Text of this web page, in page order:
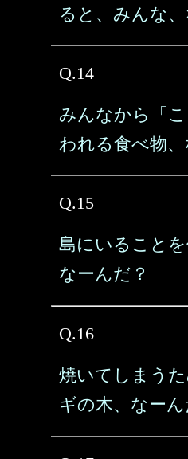
ると、みんな
Q.14
みんなから「
われる食べ物、
Q.15
島にいることを
なーんだ？
Q.16
焼いてしまう
ギの木、なーん